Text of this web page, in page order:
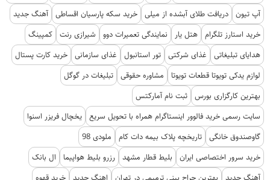
آپ تیون دریافت طلای آبشده از میلی خرید سکه پارسیان اقساطی آهنگ جدید
خرید استارز تلگرام هتل یار نمایندگی تعمیرات دوو شیرازی رنت کمپینگ
هدایای تبلیغاتی
غذای شرکتی تور استانبول غذای سازمانی خرید کارت پستال
لوازم یدکی تویوتا قطعات تویوتا
مشاوره حقوقی تبلیغات در گوگل
بهترین کارگزاری بورس ثبت نام آمارکتس
سایت رسمی خرید فالوور اینستاگرام همراه با تحویل سریع یخچال فریزر اسنوا
گاوصندوق خانگی تاریخچه پلاک بیمه دات کام
ملودی 98
خرید سرور اختصاصی ایران
بلیط قطار مشهد رزرو بلیط هواپیما
ال بانک
آهنگ جدید
بهترین جراح بینی ترمیمی در تهران اهنگ جدید خرید قهوه